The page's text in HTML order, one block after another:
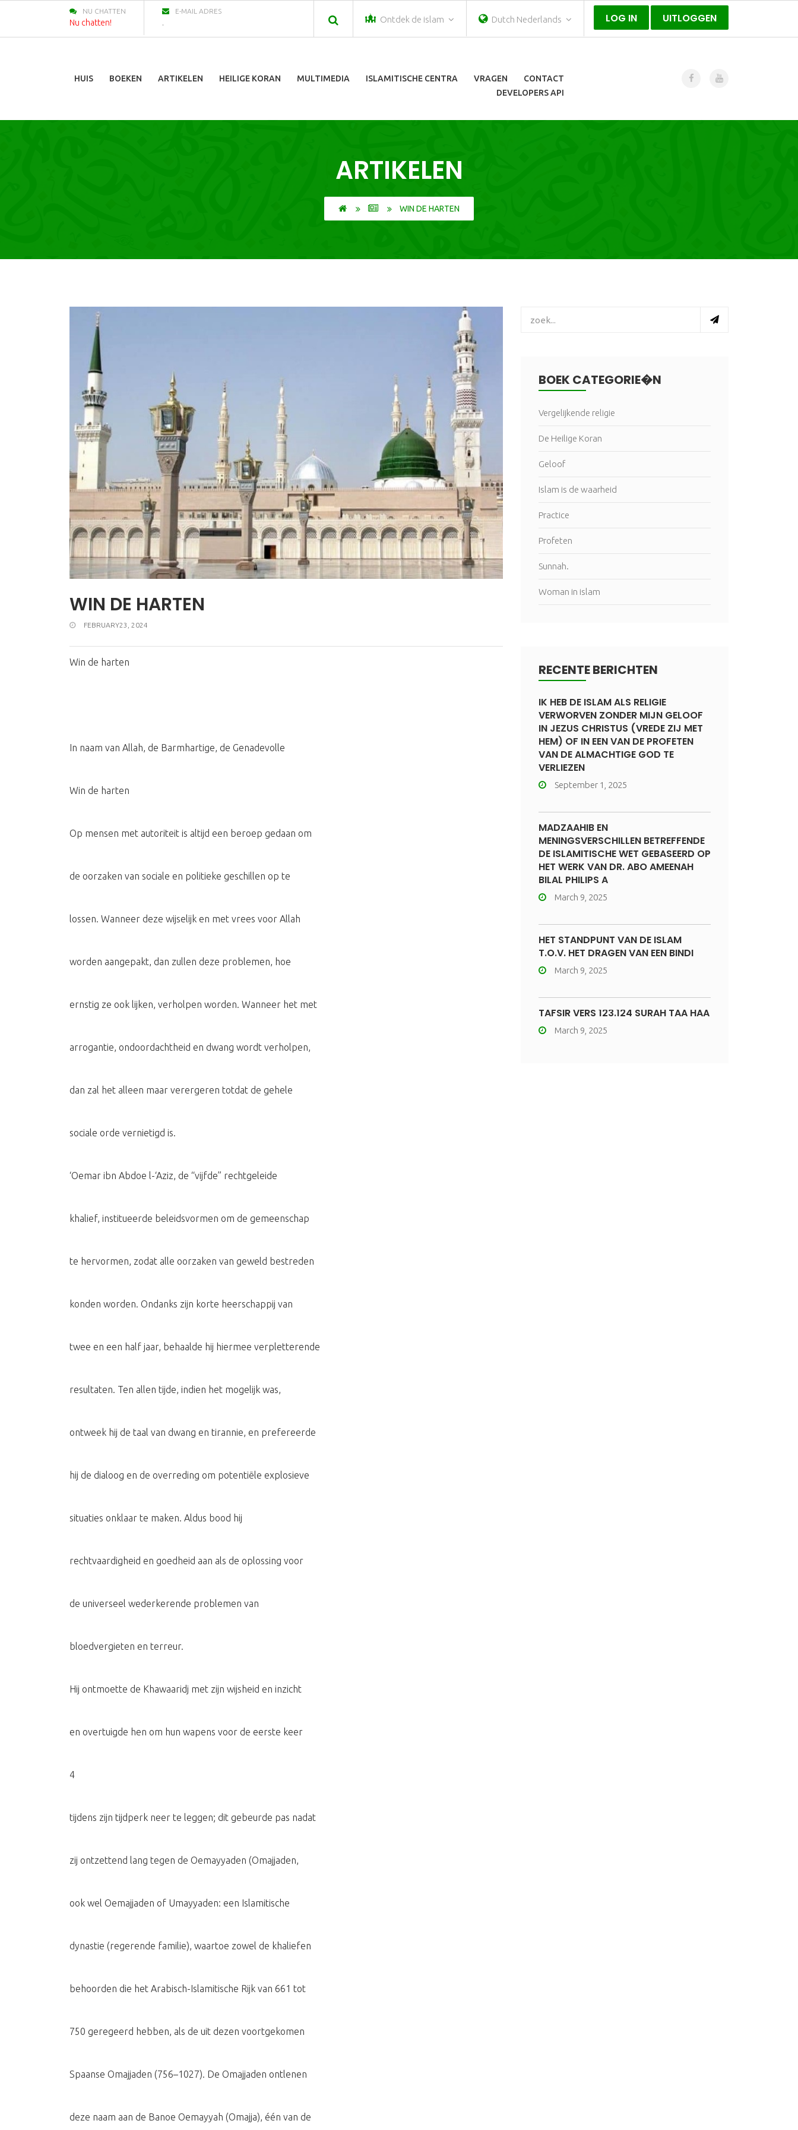
NU CHATTEN
Nu chatten!
E-MAIL ADRES
. Ontdek de islam Dutch Nederlands LOG IN UITLOGGEN
HUIS BOEKEN ARTIKELEN HEILIGE KORAN MULTIMEDIA ISLAMITISCHE CENTRA VRAGEN
CONTACT
DEVELOPERS API
ARTIKELEN
WIN DE HARTEN
WIN DE HARTEN
FEBRUARY23, 2024
Win de harten
In naam van Allah, de Barmhartige, de Genadevolle
Win de harten
Op mensen met autoriteit is altijd een beroep gedaan om
de oorzaken van sociale en politieke geschillen op te
lossen. Wanneer deze wijselijk en met vrees voor Allah
worden aangepakt, dan zullen deze problemen, hoe
ernstig ze ook lijken, verholpen worden. Wanneer het met
arrogantie, ondoordachtheid en dwang wordt verholpen,
dan zal het alleen maar verergeren totdat de gehele
sociale orde vernietigd is.
‘Oemar ibn Abdoe l-‘Aziz, de “vijfde” rechtgeleide
khalief, institueerde beleidsvormen om de gemeenschap
te hervormen, zodat alle oorzaken van geweld bestreden
konden worden. Ondanks zijn korte heerschappij van
twee en een half jaar, behaalde hij hiermee verpletterende
resultaten. Ten allen tijde, indien het mogelijk was,
ontweek hij de taal van dwang en tirannie, en prefereerde
hij de dialoog en de overreding om potentiële explosieve
situaties onklaar te maken. Aldus bood hij
rechtvaardigheid en goedheid aan als de oplossing voor
de universeel wederkerende problemen van
bloedvergieten en terreur.
Hij ontmoette de Khawaaridj met zijn wijsheid en inzicht
en overtuigde hen om hun wapens voor de eerste keer
4
tijdens zijn tijdperk neer te leggen; dit gebeurde pas nadat
zij ontzettend lang tegen de Oemayyaden (Omajjaden,
ook wel Oemajjaden of Umayyaden: een Islamitische
dynastie (regerende familie), waartoe zowel de khaliefen
behoorden die het Arabisch-Islamitische Rijk van 661 tot
750 geregeerd hebben, als de uit dezen voortgekomen
Spaanse Omajjaden (756–1027). De Omajjaden ontlenen
deze naam aan de Banoe Oemayyah (Omajja), één van de
BOEK CATEGORIE�N
Vergelijkende religie
De Heilige Koran
Geloof
Islam is de waarheid
Practice
Profeten
Sunnah.
Woman in islam
RECENTE BERICHTEN
IK HEB DE ISLAM ALS RELIGIE
VERWORVEN ZONDER MIJN GELOOF
IN JEZUS CHRISTUS (VREDE ZIJ MET
HEM) OF IN EEN VAN DE PROFETEN
VAN DE ALMACHTIGE GOD TE
VERLIEZEN
September 1, 2025
MADZAAHIB EN
MENINGSVERSCHILLEN BETREFFENDE
DE ISLAMITISCHE WET GEBASEERD OP
HET WERK VAN DR. ABO AMEENAH
BILAL PHILIPS A
March 9, 2025
HET STANDPUNT VAN DE ISLAM
T.O.V. HET DRAGEN VAN EEN BINDI
March 9, 2025
TAFSIR VERS 123.124 SURAH TAA HAA
March 9, 2025